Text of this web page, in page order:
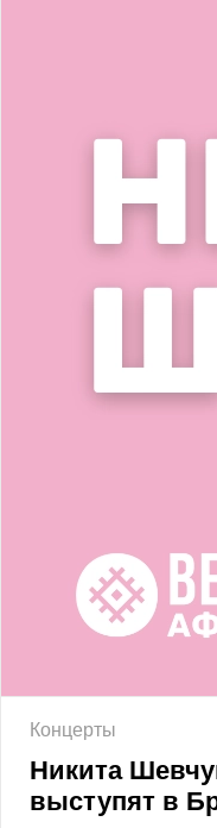
Концерты
Никита
выступят в